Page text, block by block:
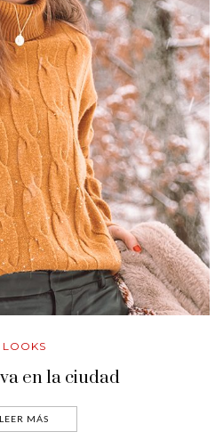
LOOKS
en la ciudad
LEER MÁS